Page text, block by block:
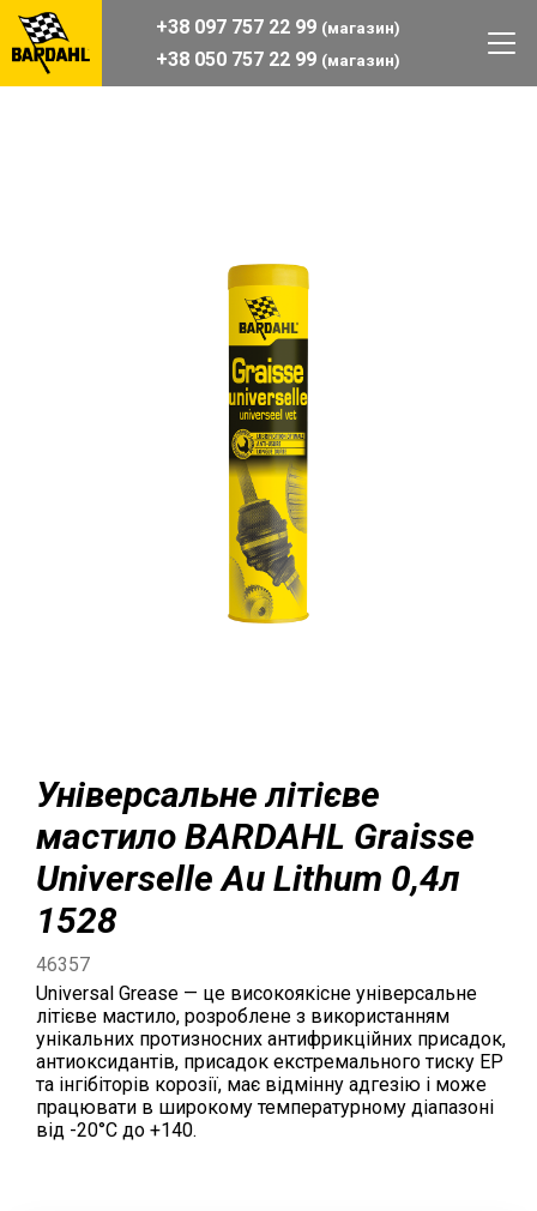
+38 097 757 22 99 (магазин)
+38 050 757 22 99 (магазин)
Універсальне літієве
мастило BARDAHL Graisse
Universelle Au Lithum 0,4л
1528
46357
Universal Grease — це високоякісне універсальне
літієве мастило, розроблене з використанням
унікальних протизносних антифрикційних присадок,
антиоксидантів, присадок екстремального тиску EP
та інгібіторів корозії, має відмінну адгезію і може
працювати в широкому температурному діапазоні
від -20°C до +140.